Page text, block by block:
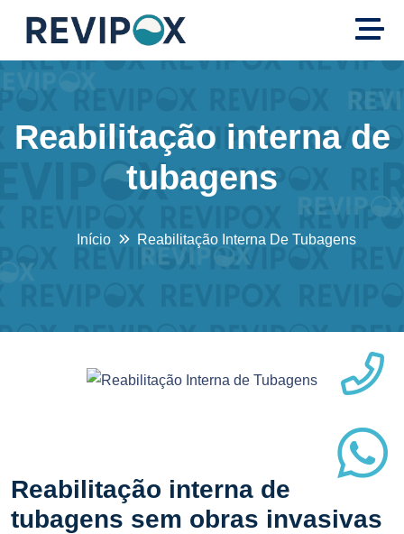
Reabilitação interna de
tubagens
Início Reabilitação Interna De Tubagens
Reabilitação interna de
tubagens sem obras invasivas